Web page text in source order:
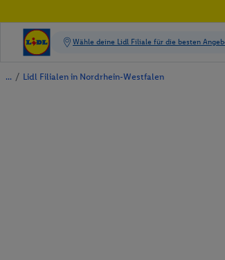
/ Lidl Filialen in Nordrhein-Westfalen